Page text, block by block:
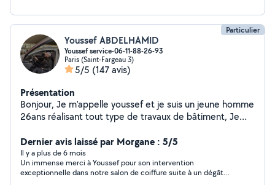
Particulier
Youssef ABDELHAMID
Youssef service-06-11-88-26-93
Paris (Saint-Fargeau 3)
5/5 (147 avis)
Présentation
Bonjour, Je m'appelle youssef et je suis un jeune homme
26ans réalisant tout type de travaux de bâtiment, Je
maintenance plomberie et chauffage, Je touche tout le
domaine et je suis expérimenté depuis plusieurs année,
la qualité et la ponctualité sont mes priorités. N'hésitez
pas à me contacter. YOUSSEF SERVICES
Dernier avis laissé par Morgane : 5/5
Il y a plus de 6 mois
Un immense merci à Youssef pour son intervention
exceptionnelle dans notre salon de coiffure suite à un dégât